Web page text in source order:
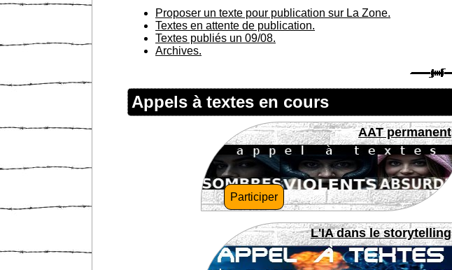
Proposer un texte pour publication sur La Zone.
Textes en attente de publication.
Textes publiés un 09/08.
Archives.
Appels à textes en cours
AAT permanent
Participer
L'IA dans le storytelling